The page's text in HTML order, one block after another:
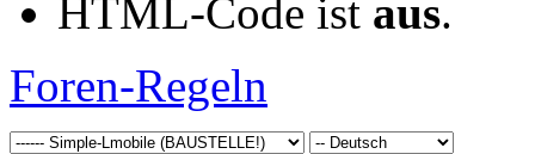
HTML-Code ist aus.
Foren-Regeln